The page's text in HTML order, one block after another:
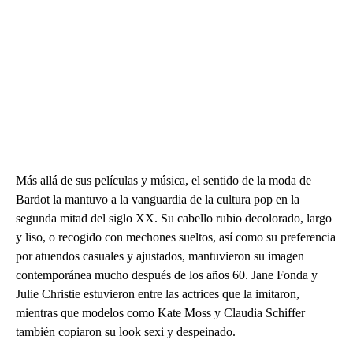
Más allá de sus películas y música, el sentido de la moda de
Bardot la mantuvo a la vanguardia de la cultura pop en la
segunda mitad del siglo XX. Su cabello rubio decolorado, largo
y liso, o recogido con mechones sueltos, así como su preferencia
por atuendos casuales y ajustados, mantuvieron su imagen
contemporánea mucho después de los años 60. Jane Fonda y
Julie Christie estuvieron entre las actrices que la imitaron,
mientras que modelos como Kate Moss y Claudia Schiffer
también copiaron su look sexi y despeinado.